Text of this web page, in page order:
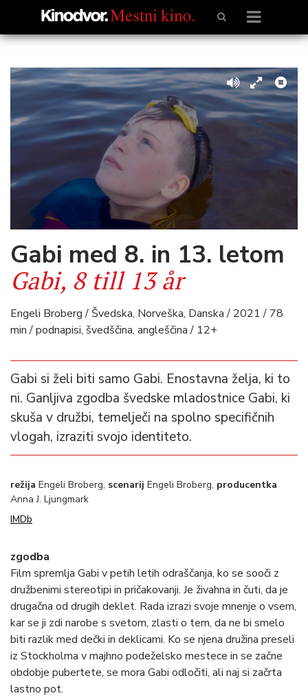
Gabi med 8. in 13. letom
Gabi, 8 till 13 år
Engeli Broberg / Švedska, Norveška, Danska / 2021 / 78
min / podnapisi, švedščina, angleščina / 12+
Gabi si želi biti samo Gabi. Enostavna želja, ki to
ni. Ganljiva zgodba švedske mladostnice Gabi, ki
skuša v družbi, temelječi na spolno specifičnih
vlogah, izraziti svojo identiteto.
režija Engeli Broberg, scenarij Engeli Broberg, producentka
Anna J. Ljungmark
IMDb
zgodba
Film spremlja Gabi v petih letih odraščanja, ko se sooči z
družbenimi stereotipi in pričakovanji. Je živahna in čuti, da je
drugačna od drugih deklet. Rada izrazi svoje mnenje o vsem,
kar se ji zdi narobe s svetom, zlasti o tem, da ne bi smelo
biti razlik med dečki in deklicami. Ko se njena družina preseli
iz Stockholma v majhno podeželsko mestece in se začne
obdobje pubertete, se mora Gabi odločiti, ali naj si začrta
lastno pot.